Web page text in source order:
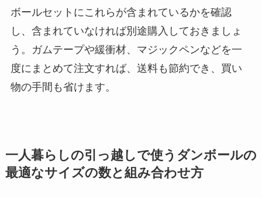
ボールセットにこれらが含まれているかを確認
し、含まれていなければ別途購入しておきましょ
う。
ガムテープや緩衝材、マジックペンなどを一
度にまとめて注文すれば、送料も節約でき、買い
物の手間も省けます。
一人暮らしの引っ越しで使うダンボールの
最適なサイズの数と組み合わせ方